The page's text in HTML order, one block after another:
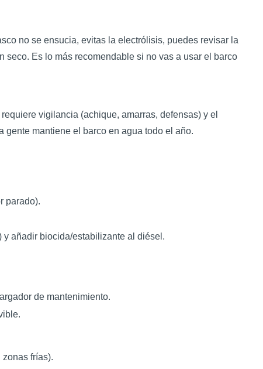
no se ensucia, evitas la electrólisis, puedes revisar la
seco. Es lo más recomendable si no vas a usar el barco
vigilancia (achique, amarras, defensas) y el
mantiene el barco en agua todo el año.
parado).
añadir biocida/estabilizante al diésel.
de mantenimiento.
frías).